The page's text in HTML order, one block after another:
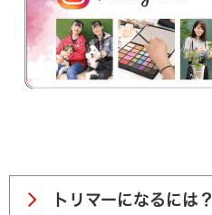
トリマーになるには？